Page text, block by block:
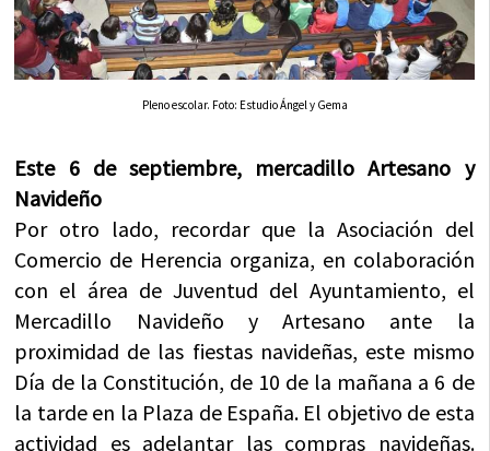
Pleno escolar. Foto: Estudio Ángel y Gema
Este 6 de septiembre, mercadillo Artesano y
Navideño
Por otro lado, recordar que la Asociación del
Comercio de Herencia organiza, en colaboración
con el área de Juventud del Ayuntamiento, el
Mercadillo Navideño y Artesano ante la
proximidad de las fiestas navideñas, este mismo
Día de la Constitución, de 10 de la mañana a 6 de
la tarde en la Plaza de España. El objetivo de esta
actividad es adelantar las compras navideñas.